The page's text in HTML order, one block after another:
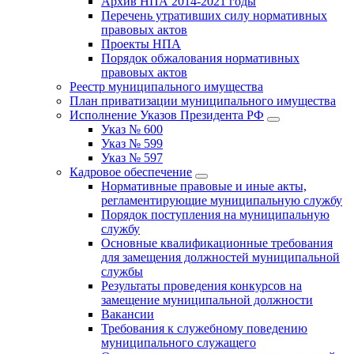
Перечень утративших силу нормативных
правовых актов
Проекты НПА
Порядок обжалования нормативных
правовых актов
Реестр муниципального имущества
План приватизации муниципального имущества
Исполнение Указов Президента РФ
Указ № 600
Указ № 599
Указ № 597
Кадровое обеспечение
Нормативные правовые и иные акты,
регламентирующие муниципальную службу
Порядок поступления на муниципальную
службу
Основные квалификационные требования
для замещения должностей муниципальной
службы
Результаты проведения конкурсов на
замещение муниципальной должности
Вакансии
Требования к служебному поведению
муниципального служащего